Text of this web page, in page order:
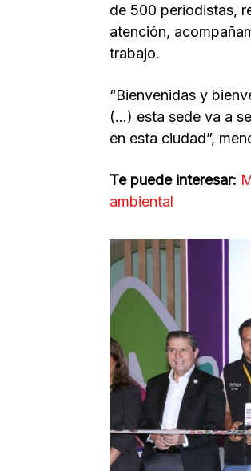
de 500 periodistas,
atención,
trabajo.
“Bienvenidas y
(…) esta sede va a
en esta ciudad”,
Te puede interesar:
ambiental